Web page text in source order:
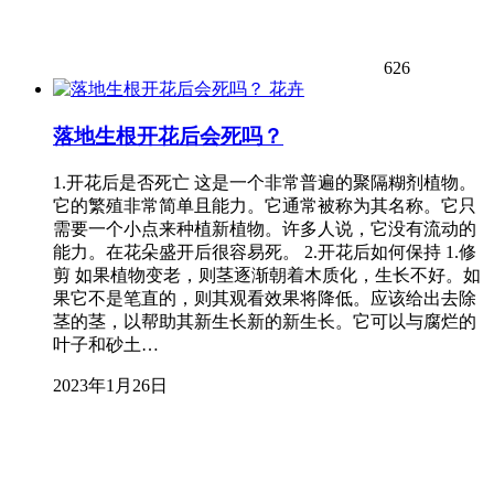
626
花卉
落地生根开花后会死吗？
1.开花后是否死亡 这是一个非常普遍的聚隔糊剂植物。
它的繁殖非常简单且能力。它通常被称为其名称。它只
需要一个小点来种植新植物。许多人说，它没有流动的
能力。在花朵盛开后很容易死。 2.开花后如何保持 1.修
剪 如果植物变老，则茎逐渐朝着木质化，生长不好。如
果它不是笔直的，则其观看效果将降低。应该给出去除
茎的茎，以帮助其新生长新的新生长。它可以与腐烂的
叶子和砂土…
2023年1月26日